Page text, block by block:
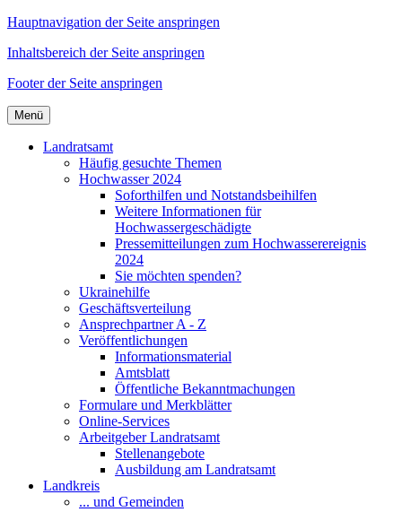
Hauptnavigation der Seite anspringen
Inhaltsbereich der Seite anspringen
Footer der Seite anspringen
Menü
Landratsamt
Häufig gesuchte Themen
Hochwasser 2024
Soforthilfen und Notstandsbeihilfen
Weitere Informationen für
Hochwassergeschädigte
Pressemitteilungen zum Hochwasserereignis
2024
Sie möchten spenden?
Ukrainehilfe
Geschäftsverteilung
Ansprechpartner A - Z
Veröffentlichungen
Informationsmaterial
Amtsblatt
Öffentliche Bekanntmachungen
Formulare und Merkblätter
Online-Services
Arbeitgeber Landratsamt
Stellenangebote
Ausbildung am Landratsamt
Landkreis
... und Gemeinden